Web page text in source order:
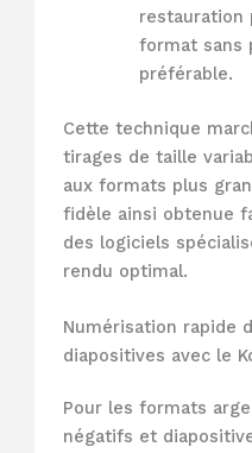
restauration
format sans
préférable.
Cette technique
tirages de taille
aux formats plus
fidèle ainsi obtenue
des logiciels
rendu optimal.
Numérisation rapide
diapositives avec le
Pour les formats
négatifs et